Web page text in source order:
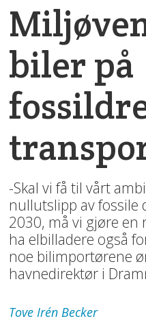
biler på
-Skal vi få til vårt
nullutslipp av fossile
2030, må vi gjøre en
ha elbilladere også
noe bilimportørene
havnedirektør i
Tove Irén Becker